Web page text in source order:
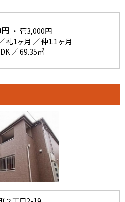
・ 管3,000円
礼1ヶ月 ／ 仲1.1ヶ月
／ 69.35㎡